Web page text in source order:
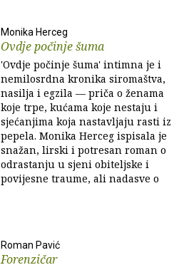
Monika Herceg
Ovdje počinje šuma
'Ovdje počinje šuma' intimna je i
nemilosrdna kronika siromaštva,
nasilja i egzila — priča o ženama
koje trpe, kućama koje nestaju i
sjećanjima koja nastavljaju rasti iz
pepela. Monika Herceg ispisala je
snažan, lirski i potresan roman o
odrastanju u sjeni obiteljske i
povijesne traume, ali nadasve o
Roman Pavić
Forenzičar